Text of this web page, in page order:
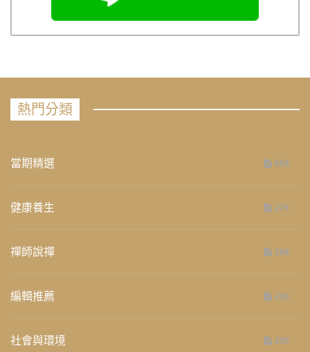
熱門分類
當期精選 658
健康養生 276
禪師說禪 268
編輯推薦 236
社會與環境 235